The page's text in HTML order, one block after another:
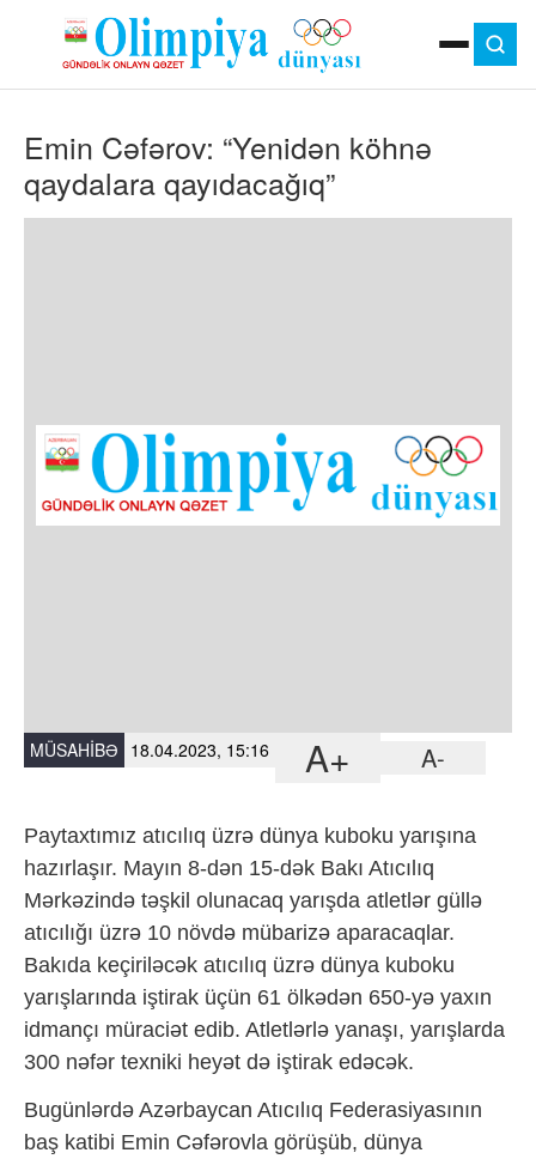
MOK
OLIMPIYA OYUNLARI
ÇAP VERSIYASI
TV
DIGƏR
Emin Cəfərov: “Yenidən köhnə
qaydalara qayıdacağıq”
MÜSAHIBƏ 18.04.2023, 15:16 A+ A-
Paytaxtımız atıcılıq üzrə dünya kuboku yarışına
hazırlaşır. Mayın 8-dən 15-dək Bakı Atıcılıq
Mərkəzində təşkil olunacaq yarışda atletlər güllə
atıcılığı üzrə 10 növdə mübarizə aparacaqlar.
Bakıda keçiriləcək atıcılıq üzrə dünya kuboku
yarışlarında iştirak üçün 61 ölkədən 650-yə yaxın
idmançı müraciət edib. Atletlərlə yanaşı, yarışlarda
300 nəfər texniki heyət də iştirak edəcək.
Bugünlərdə Azərbaycan Atıcılıq Federasiyasının
baş katibi Emin Cəfərovla görüşüb, dünya